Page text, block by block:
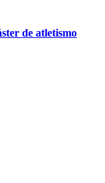
de atletismo